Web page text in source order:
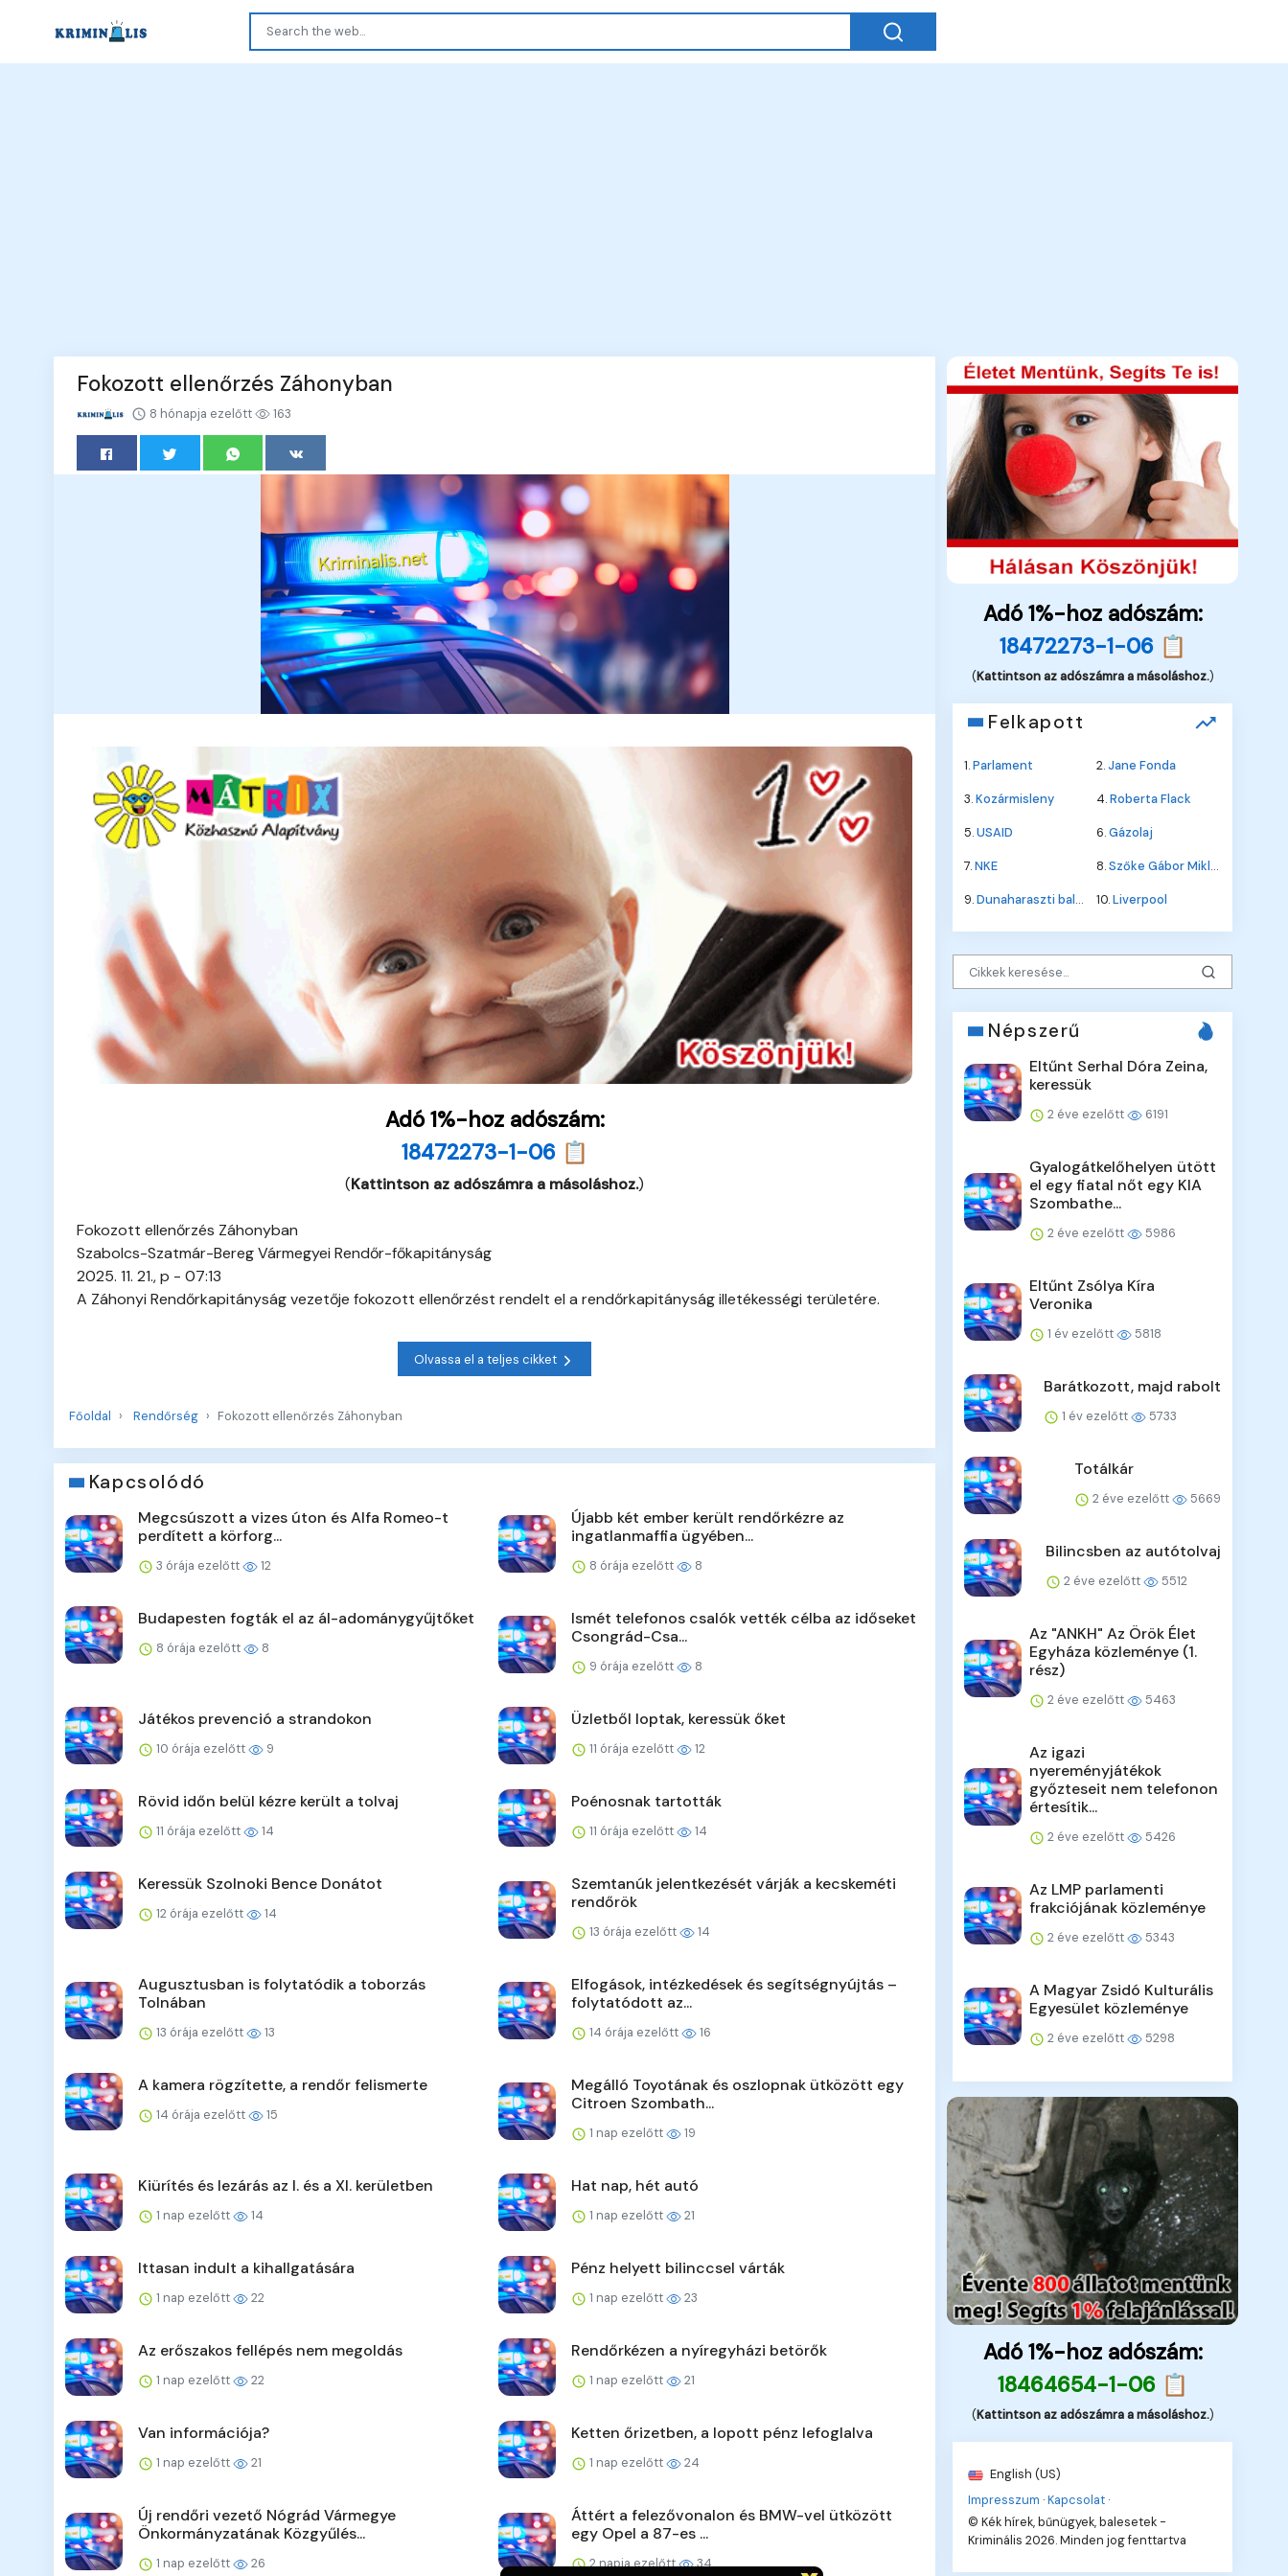
Fokozott ellenőrzés Záhonyban
8 hónapja ezelőtt 163
Adó 1%-hoz adószám:
18472273-1-06 📋
(Kattintson az adószámra a másoláshoz.)
Fokozott ellenőrzés Záhonyban
Szabolcs-Szatmár-Bereg Vármegyei Rendőr-főkapitányság
2025. 11. 21., p - 07:13
A Záhonyi Rendőrkapitányság vezetője fokozott ellenőrzést rendelt el a rendőrkapitányság illetékességi területére.
Olvassa el a teljes cikket
Főoldal Rendőrség Fokozott ellenőrzés Záhonyban
Kapcsolódó
Megcsúszott a vizes úton és Alfa Romeo-t
perdített a körforg...
3 órája ezelőtt 12
Újabb két ember került rendőrkézre az
ingatlanmaffia ügyében...
8 órája ezelőtt 8
Budapesten fogták el az ál-adománygyűjtőket
8 órája ezelőtt 8
Ismét telefonos csalók vették célba az időseket
Csongrád-Csa...
9 órája ezelőtt 8
Játékos prevenció a strandokon
10 órája ezelőtt 9
Üzletből loptak, keressük őket
11 órája ezelőtt 12
Rövid időn belül kézre került a tolvaj
11 órája ezelőtt 14
Poénosnak tartották
11 órája ezelőtt 14
Keressük Szolnoki Bence Donátot
12 órája ezelőtt 14
Szemtanúk jelentkezését várják a kecskeméti
rendőrök
13 órája ezelőtt 14
Augusztusban is folytatódik a toborzás
Tolnában
13 órája ezelőtt 13
Elfogások, intézkedések és segítségnyújtás –
folytatódott az...
14 órája ezelőtt 16
A kamera rögzítette, a rendőr felismerte
14 órája ezelőtt 15
Megálló Toyotának és oszlopnak ütközött egy
Citroen Szombath...
1 nap ezelőtt 19
Kiürítés és lezárás az I. és a XI. kerületben
1 nap ezelőtt 14
Hat nap, hét autó
1 nap ezelőtt 21
Ittasan indult a kihallgatására
1 nap ezelőtt 22
Pénz helyett bilinccsel várták
1 nap ezelőtt 23
Az erőszakos fellépés nem megoldás
1 nap ezelőtt 22
Rendőrkézen a nyíregyházi betörők
1 nap ezelőtt 21
Van információja?
1 nap ezelőtt 21
Ketten őrizetben, a lopott pénz lefoglalva
1 nap ezelőtt 24
Új rendőri vezető Nógrád Vármegye
Önkormányzatának Közgyűlés...
1 nap ezelőtt 26
Áttért a felezővonalon és BMW-vel ütközött
egy Opel a 87-es ...
2 napja ezelőtt 34
Adó 1%-hoz adószám:
18472273-1-06 📋
(Kattintson az adószámra a másoláshoz.)
Felkapott
1.Parlament 2.Jane Fonda
3.Kozármisleny 4.Roberta Flack
5.USAID 6.Gázolaj
7.NKE 8.Szőke Gábor Miklós
9.Dunaharaszti baleset 10.Liverpool
Népszerű
Eltűnt Serhal Dóra Zeina,
keressük
2 éve ezelőtt 6191
Gyalogátkelőhelyen ütött
el egy fiatal nőt egy KIA
Szombathe...
2 éve ezelőtt 5986
Eltűnt Zsólya Kíra
Veronika
1 év ezelőtt 5818
Barátkozott, majd rabolt
1 év ezelőtt 5733
Totálkár
2 éve ezelőtt 5669
Bilincsben az autótolvaj
2 éve ezelőtt 5512
Az "ANKH" Az Örök Élet
Egyháza közleménye (1.
rész)
2 éve ezelőtt 5463
Az igazi
nyereményjátékok
győzteseit nem telefonon
értesítik...
2 éve ezelőtt 5426
Az LMP parlamenti
frakciójának közleménye
2 éve ezelőtt 5343
A Magyar Zsidó Kulturális
Egyesület közleménye
2 éve ezelőtt 5298
Adó 1%-hoz adószám:
18464654-1-06 📋
(Kattintson az adószámra a másoláshoz.)
English (US)
Impresszum ·Kapcsolat ·
© Kék hírek, bűnügyek, balesetek -
Kriminális 2026. Minden jog fenttartva